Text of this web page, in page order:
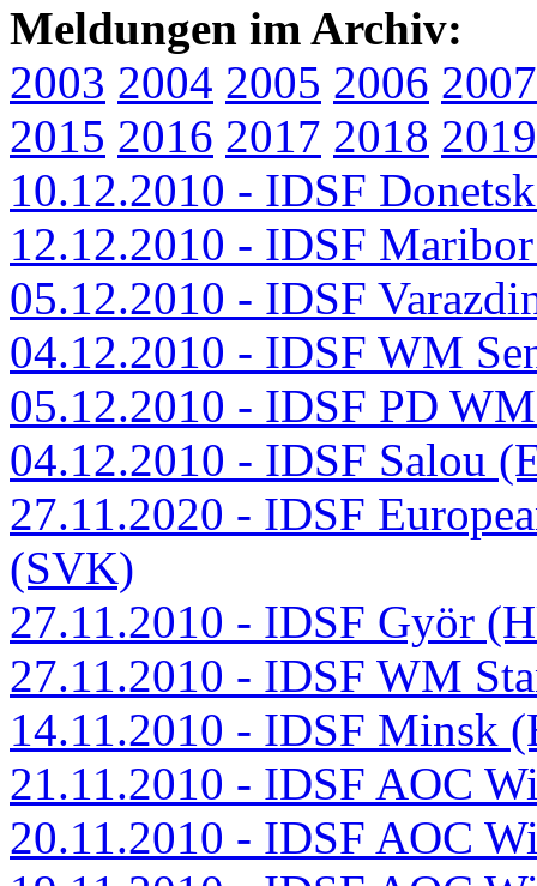
Meldungen im Archiv:
2003 2004 2005 2006 2007
2015 2016 2017 2018 2019
10.12.2010 - IDSF
12.12.2010 - IDSF
05.12.2010 - IDSF
04.12.2010 - IDSF WM
05.12.2010 - IDSF PD
04.12.2010 - IDSF Salou
27.11.2020 - IDSF
(SVK)
27.11.2010 - IDSF Györ
27.11.2010 - IDSF WM
14.11.2010 - IDSF Minsk
21.11.2010 - IDSF AOC
20.11.2010 - IDSF AOC